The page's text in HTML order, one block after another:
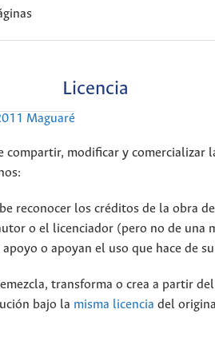
Licencia
Maguaré
compartir, modificar y comercializar
reconocer los créditos de la obra
o el licenciador (pero no de una
o apoyan el uso que hace de
transforma o crea a partir
bajo la misma licencia del